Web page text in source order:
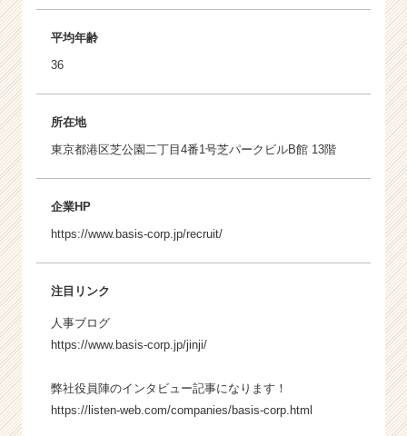
平均年齢
36
所在地
東京都港区芝公園二丁目4番1号芝パークビルB館 13階
企業HP
https://www.basis-corp.jp/recruit/
注目リンク
人事ブログ
https://www.basis-corp.jp/jinji/
弊社役員陣のインタビュー記事になります！
https://listen-web.com/companies/basis-corp.html